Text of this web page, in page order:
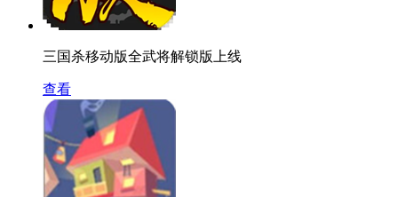
三国杀移动版全武将解锁版上线
查看